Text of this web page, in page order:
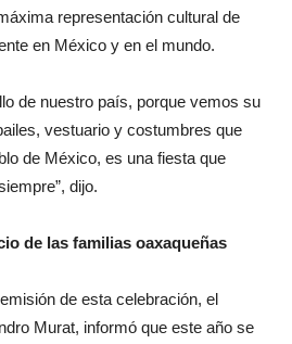
representación cultural de
en México y en el mundo.
de nuestro país, porque vemos su
vestuario y costumbres que
de México, es una fiesta que
dijo.
de las familias oaxaqueñas
de esta celebración, el
Murat, informó que este año se